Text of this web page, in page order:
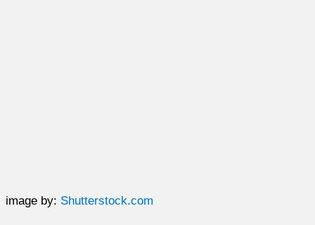
image by: Shutterstock.com